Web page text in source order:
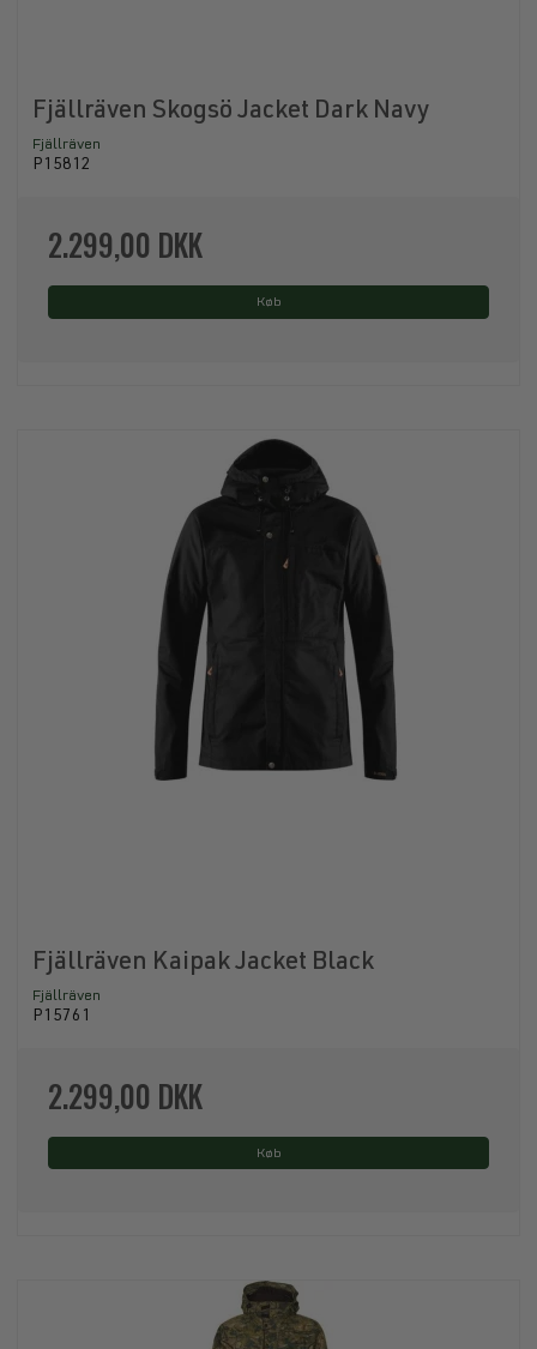
Fjällräven Skogsö Jacket Dark Navy
Fjällräven
P15812
2.299,00 DKK
Køb
Fjällräven Kaipak Jacket Black
Fjällräven
P15761
2.299,00 DKK
Køb